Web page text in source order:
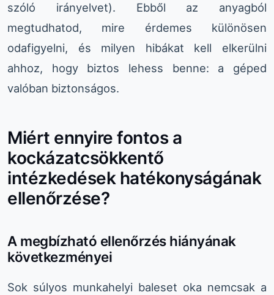
szóló irányelvet). Ebből az anyagból
megtudhatod, mire érdemes különösen
odafigyelni, és milyen hibákat kell elkerülni
ahhoz, hogy biztos lehess benne: a géped
valóban biztonságos.
Miért ennyire fontos a
kockázatcsökkentő
intézkedések hatékonyságának
ellenőrzése?
A megbízható ellenőrzés hiányának
következményei
Sok súlyos munkahelyi baleset oka nemcsak a